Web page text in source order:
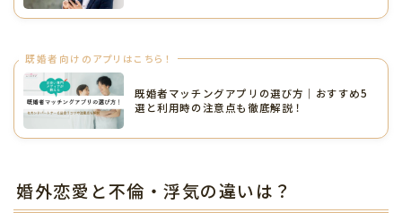
既婚者向けのアプリはこちら！
既婚者マッチングアプリの選び方｜おすすめ5
選と利用時の注意点も徹底解説！
婚外恋愛と不倫・浮気の違いは？